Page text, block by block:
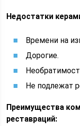
Недостатки
Времени на
Дорогие.
Не подлежат
Преимущества
реставраций: